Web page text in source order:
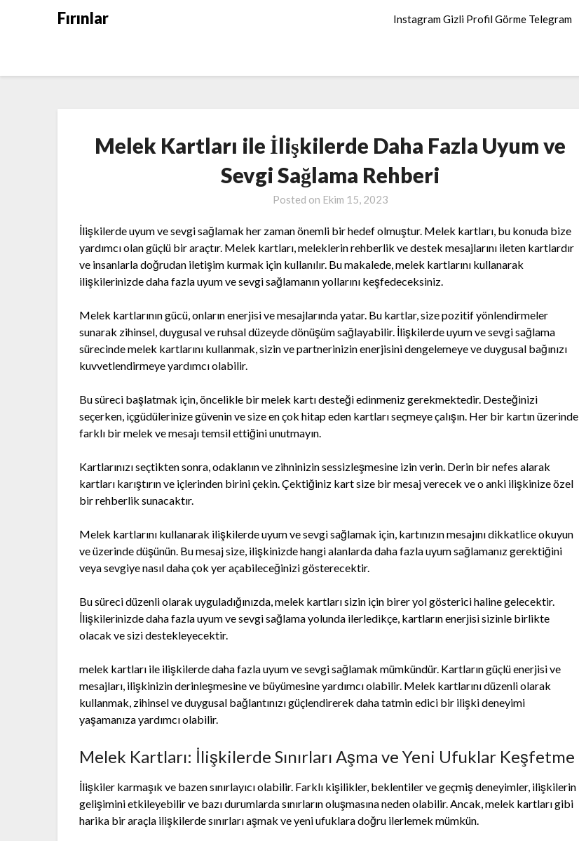
Fırınlar Instagram Gizli Profil Görme Telegram
Melek Kartları ile İlişkilerde Daha Fazla Uyum ve
Sevgi Sağlama Rehberi
Posted on Ekim 15, 2023
İlişkilerde uyum ve sevgi sağlamak her zaman önemli bir hedef olmuştur. Melek kartları, bu konuda bize
yardımcı olan güçlü bir araçtır. Melek kartları, meleklerin rehberlik ve destek mesajlarını ileten kartlardır
ve insanlarla doğrudan iletişim kurmak için kullanılır. Bu makalede, melek kartlarını kullanarak
ilişkilerinizde daha fazla uyum ve sevgi sağlamanın yollarını keşfedeceksiniz.
Melek kartlarının gücü, onların enerjisi ve mesajlarında yatar. Bu kartlar, size pozitif yönlendirmeler
sunarak zihinsel, duygusal ve ruhsal düzeyde dönüşüm sağlayabilir. İlişkilerde uyum ve sevgi sağlama
sürecinde melek kartlarını kullanmak, sizin ve partnerinizin enerjisini dengelemeye ve duygusal bağınızı
kuvvetlendirmeye yardımcı olabilir.
Bu süreci başlatmak için, öncelikle bir melek kartı desteği edinmeniz gerekmektedir. Desteğinizi
seçerken, içgüdülerinize güvenin ve size en çok hitap eden kartları seçmeye çalışın. Her bir kartın üzerinde
farklı bir melek ve mesajı temsil ettiğini unutmayın.
Kartlarınızı seçtikten sonra, odaklanın ve zihninizin sessizleşmesine izin verin. Derin bir nefes alarak
kartları karıştırın ve içlerinden birini çekin. Çektiğiniz kart size bir mesaj verecek ve o anki ilişkinize özel
bir rehberlik sunacaktır.
Melek kartlarını kullanarak ilişkilerde uyum ve sevgi sağlamak için, kartınızın mesajını dikkatlice okuyun
ve üzerinde düşünün. Bu mesaj size, ilişkinizde hangi alanlarda daha fazla uyum sağlamanız gerektiğini
veya sevgiye nasıl daha çok yer açabileceğinizi gösterecektir.
Bu süreci düzenli olarak uyguladığınızda, melek kartları sizin için birer yol gösterici haline gelecektir.
İlişkilerinizde daha fazla uyum ve sevgi sağlama yolunda ilerledikçe, kartların enerjisi sizinle birlikte
olacak ve sizi destekleyecektir.
melek kartları ile ilişkilerde daha fazla uyum ve sevgi sağlamak mümkündür. Kartların güçlü enerjisi ve
mesajları, ilişkinizin derinleşmesine ve büyümesine yardımcı olabilir. Melek kartlarını düzenli olarak
kullanmak, zihinsel ve duygusal bağlantınızı güçlendirerek daha tatmin edici bir ilişki deneyimi
yaşamanıza yardımcı olabilir.
Melek Kartları: İlişkilerde Sınırları Aşma ve Yeni Ufuklar Keşfetme
İlişkiler karmaşık ve bazen sınırlayıcı olabilir. Farklı kişilikler, beklentiler ve geçmiş deneyimler, ilişkilerin
gelişimini etkileyebilir ve bazı durumlarda sınırların oluşmasına neden olabilir. Ancak, melek kartları gibi
harika bir araçla ilişkilerde sınırları aşmak ve yeni ufuklara doğru ilerlemek mümkün.